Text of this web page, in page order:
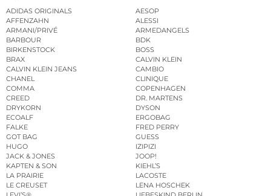
ADIDAS ORIGINALS
AESOP
AFFENZAHN
ALESSI
ARMANI/PRIVÉ
ARMEDANGELS
BARBOUR
BDK
BIRKENSTOCK
BOSS
BRAX
CALVIN KLEIN
CALVIN KLEIN JEANS
CAMBIO
CHANEL
CLINIQUE
COMMA
COPENHAGEN
CREED
DR. MARTENS
DRYKORN
DYSON
ECOALF
ERGOBAG
FALKE
FRED PERRY
GOT BAG
GUESS
HUGO
IZIPIZI
JACK & JONES
JOOP!
KAPTEN & SON
KIEHL’S
LA PRAIRIE
LACOSTE
LE CREUSET
LENA HOSCHEK